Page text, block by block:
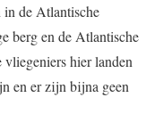
de Atlantische
berg en de Atlantische
vliegeniers hier landen
en er zijn bijna geen